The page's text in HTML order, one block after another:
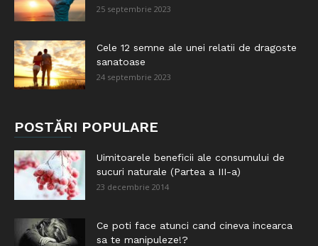
25 septembrie 2023
Cele 12 semne ale unei relatii de dragoste
sanatoase
24 septembrie 2023
POSTĂRI POPULARE
Uimitoarele beneficii ale consumului de
sucuri naturale (Partea a III-a)
23 decembrie 2014
Ce poti face atunci cand cineva incearca
sa te manipuleze!?